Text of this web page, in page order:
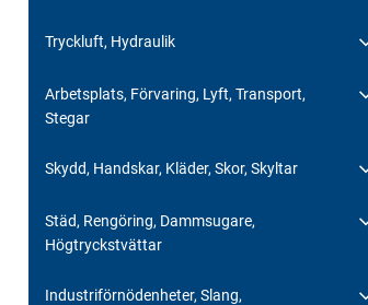
Tryckluft, Hydraulik
Arbetsplats, Förvaring, Lyft, Transport,
Stegar
Skydd, Handskar, Kläder, Skor, Skyltar
Städ, Rengöring, Dammsugare,
Högtryckstvättar
Industriförnödenheter, Slang,